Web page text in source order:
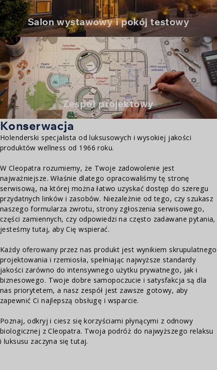
Salon wystawowy i pokój testowy
Zespół projektowy
Konserwacja
Holenderski specjalista od luksusowych i wysokiej jakości
produktów wellness od 1966 roku.
W Cleopatra rozumiemy, że Twoje zadowolenie jest
najważniejsze. Właśnie dlatego opracowaliśmy tę stronę
serwisową, na której można łatwo uzyskać dostęp do szeregu
przydatnych linków i zasobów. Niezależnie od tego, czy szukasz
naszego formularza zwrotu, strony zgłoszenia serwisowego,
części zamiennych, czy odpowiedzi na często zadawane pytania,
jesteśmy tutaj, aby Cię wspierać.
Każdy oferowany przez nas produkt jest wynikiem skrupulatnego
projektowania i rzemiosła, spełniając najwyższe standardy
jakości zarówno do intensywnego użytku prywatnego, jak i
biznesowego. Twoje dobre samopoczucie i satysfakcja są dla
nas priorytetem, a nasz zespół jest zawsze gotowy, aby
zapewnić Ci najlepszą obsługę i wsparcie.
Poznaj, odkryj i ciesz się korzyściami płynącymi z odnowy
biologicznej z Cleopatra. Twoja podróż do najwyższego relaksu
i luksusu zaczyna się tutaj.